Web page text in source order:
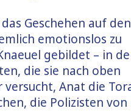
Geschehen auf den
emotionslos zu
gebildet – in
die sie nach oben
versucht, Anat die
die Polizisten von